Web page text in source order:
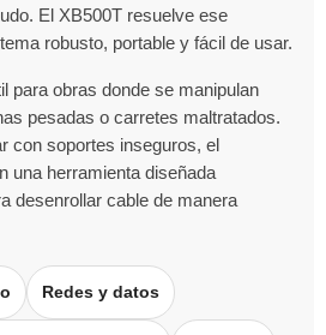
El XB500T resuelve ese
robusto, portable y fácil de usar.
para obras donde se manipulan
pesadas o carretes maltratados.
con soportes inseguros, el
una herramienta diseñada
desenrollar cable de manera
Redes y datos